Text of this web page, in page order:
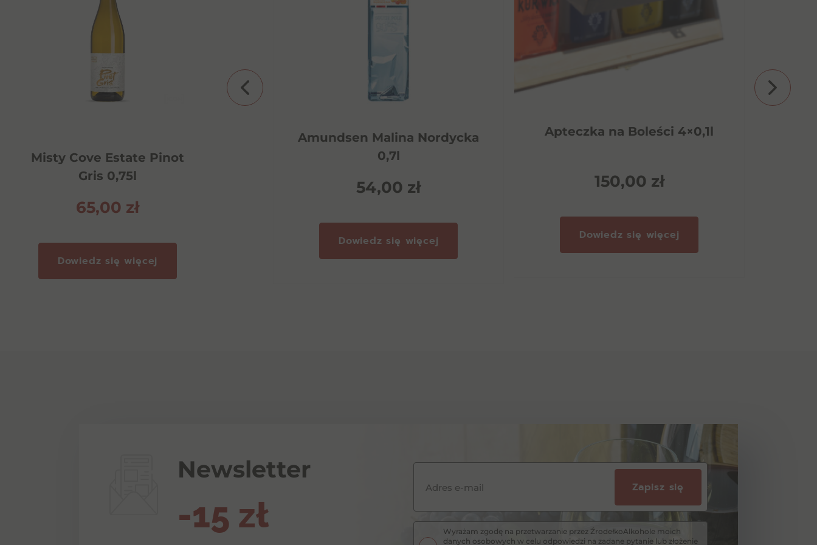
Misty Cove Estate Pinot
Gris 0,75l
65,00 zł
Dowiedz się więcej
62,00
Dowiedz się więcej
Amundsen Malina Nordycka
0,7l
54,00 zł
Dowiedz się więcej
Apteczka na Boleści 4×0,1l
150,00 zł
Dowiedz się więcej
Newsletter
-15 zł
Adres e-mail Zapisz się
Wyrażam zgodę na przetwarzanie przez ŹrodełkoAlkohole moich
danych osobowych w celu odpowiedzi na zadane pytanie lub złożenie